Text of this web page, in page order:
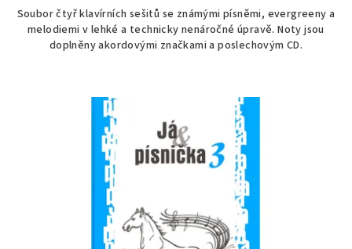
z
5
hvězdiček.
Soubor čtyř klavírních sešitů se známými písněmi, evergreeny a
melodiemi v lehké a technicky nenáročné úpravě. Noty jsou
doplněny akordovými značkami a poslechovým CD.